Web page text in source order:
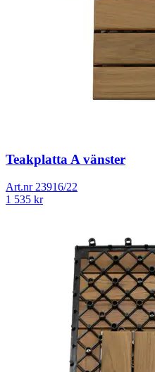
Teakplatta A vänster
Art.nr 23916/22
1 535 kr